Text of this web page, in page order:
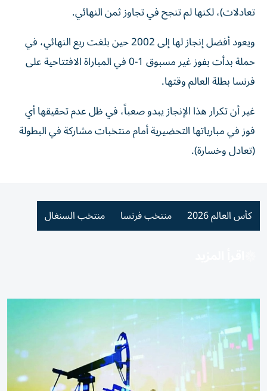
تعادلات)، لكنها لم تنجح في تجاوز ثمن النهائي.
ويعود أفضل إنجاز لها إلى 2002 حين بلغت ربع النهائي، في
حملة بدأت بفوز غير مسبوق 1-0 في المباراة الافتتاحية على
فرنسا بطلة العالم وقتها.
غير أن تكرار هذا الإنجاز يبدو صعباً، في ظل عدم تحقيقها أي
فوز في مبارياتها التحضيرية أمام منتخبات مشاركة في البطولة
(تعادل وخسارة).
كأس العالم 2026 منتخب فرنسا منتخب السنغال